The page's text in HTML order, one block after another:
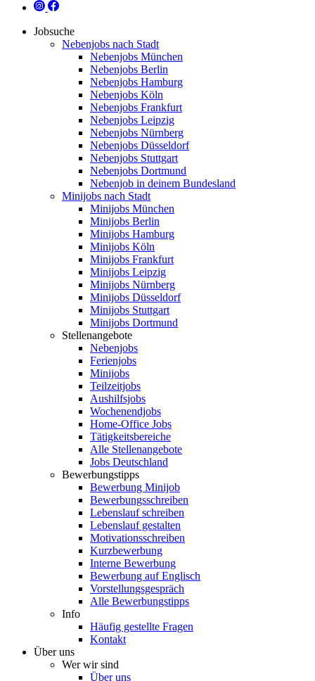
Jobsuche
Nebenjobs nach Stadt
Nebenjobs München
Nebenjobs Berlin
Nebenjobs Hamburg
Nebenjobs Köln
Nebenjobs Frankfurt
Nebenjobs Leipzig
Nebenjobs Nürnberg
Nebenjobs Düsseldorf
Nebenjobs Stuttgart
Nebenjobs Dortmund
Nebenjob in deinem Bundesland
Minijobs nach Stadt
Minijobs München
Minijobs Berlin
Minijobs Hamburg
Minijobs Köln
Minijobs Frankfurt
Minijobs Leipzig
Minijobs Nürnberg
Minijobs Düsseldorf
Minijobs Stuttgart
Minijobs Dortmund
Stellenangebote
Nebenjobs
Ferienjobs
Minijobs
Teilzeitjobs
Aushilfsjobs
Wochenendjobs
Home-Office Jobs
Tätigkeitsbereiche
Alle Stellenangebote
Jobs Deutschland
Bewerbungstipps
Bewerbung Minijob
Bewerbungsschreiben
Lebenslauf schreiben
Lebenslauf gestalten
Motivationsschreiben
Kurzbewerbung
Interne Bewerbung
Bewerbung auf Englisch
Vorstellungsgespräch
Alle Bewerbungstipps
Info
Häufig gestellte Fragen
Kontakt
Über uns
Wer wir sind
Über uns